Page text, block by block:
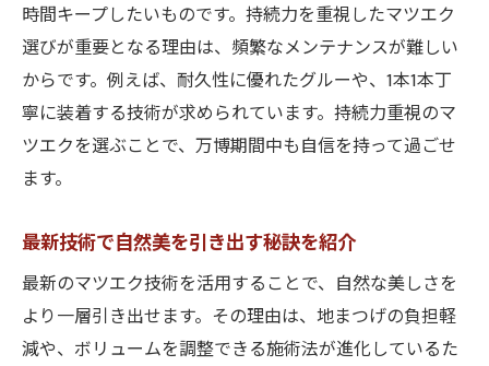
時間キープしたいものです。持続力を重視したマツエク
選びが重要となる理由は、頻繁なメンテナンスが難しい
からです。例えば、耐久性に優れたグルーや、1本1本丁
寧に装着する技術が求められています。持続力重視のマ
ツエクを選ぶことで、万博期間中も自信を持って過ごせ
ます。
最新技術で自然美を引き出す秘訣を紹介
最新のマツエク技術を活用することで、自然な美しさを
より一層引き出せます。その理由は、地まつげの負担軽
減や、ボリュームを調整できる施術法が進化しているた